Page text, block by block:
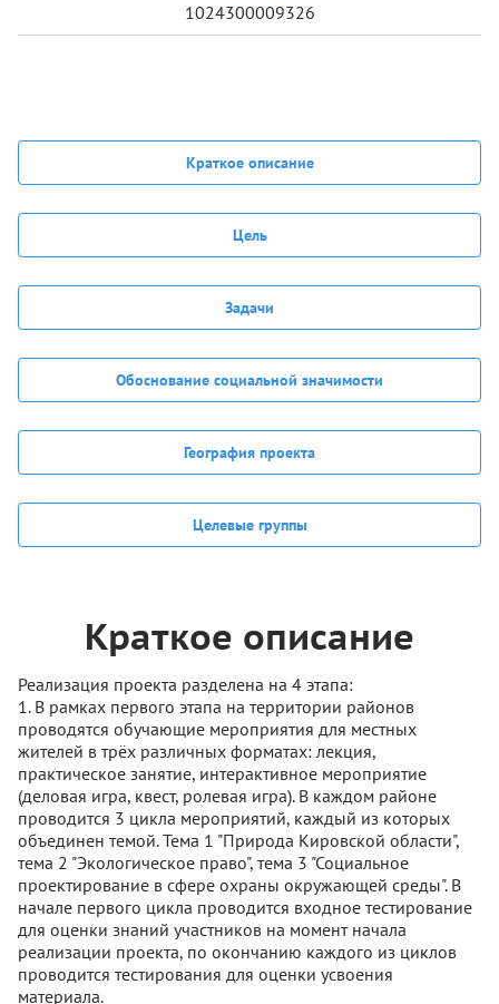
1024300009326
Краткое описание
Цель
Задачи
Обоснование социальной значимости
География проекта
Целевые группы
Краткое описание
Реализация проекта разделена на 4 этапа:
1. В рамках первого этапа на территории районов
проводятся обучающие мероприятия для местных
жителей в трёх различных форматах: лекция,
практическое занятие, интерактивное мероприятие
(деловая игра, квест, ролевая игра). В каждом районе
проводится 3 цикла мероприятий, каждый из которых
объединен темой. Тема 1 "Природа Кировской области",
тема 2 "Экологическое право", тема 3 "Социальное
проектирование в сфере охраны окружающей среды". В
начале первого цикла проводится входное тестирование
для оценки знаний участников на момент начала
реализации проекта, по окончанию каждого из циклов
проводится тестирования для оценки усвоения
материала.